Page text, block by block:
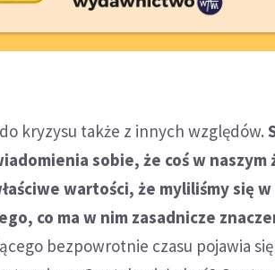
kryzysu także z innych względów.
sobie, że coś w
wartości, że myliliśmy się
co ma w nim zasadnicze
bezpowrotnie czasu pojawia